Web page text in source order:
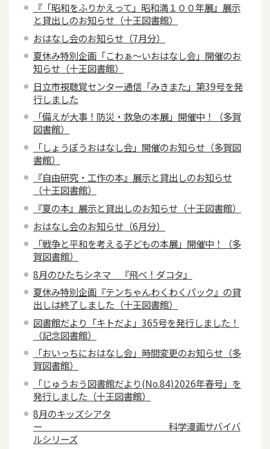
『「昭和をふりかえって」昭和満１００年展』展示
と貸出しのお知らせ（十王図書館）
おはなし会のお知らせ（7月分）
夏休み特別企画「こわぁ～いおはなし会」開催のお
知らせ（十王図書館）
日立市視聴覚センター通信「みきまた」第39号を発
行しました
「備えが大事！防災・救急の本展」開催中！（多賀
図書館）
「しょうぼうおはなし会」開催のお知らせ（多賀図
書館）
『自由研究・工作の本』展示と貸出しのお知らせ
（十王図書館）
『夏の本』展示と貸出しのお知らせ（十王図書館）
おはなし会のお知らせ（6月分）
「戦争と平和を考える子どもの本展」開催中！（多
賀図書館）
8月のひたちシネマ 『飛べ！ダコタ』
夏休み特別企画『テンちゃんわくわくパック』の貸
出しは終了しました（十王図書館）
図書館だより「キトだよ」365号を発行しました！
（記念図書館）
「おいっちにおはなし会」時間変更のお知らせ（多
賀図書館）
「じゅうおう図書館だより(No.84)2026年春号」を
発行しました（十王図書館）
8月のキッズシアタ
ー 科学漫画サバイバ
ルシリーズ